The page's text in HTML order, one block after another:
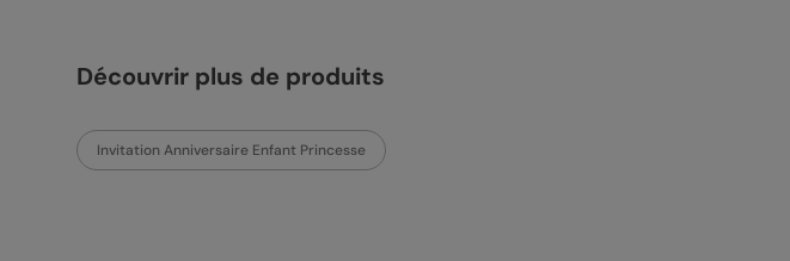
Découvrir plus de produits
Invitation Anniversaire Enfant Princesse